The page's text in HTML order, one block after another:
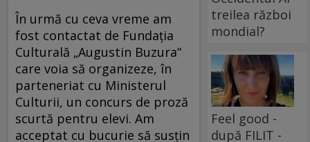
În urmă cu ceva vreme am
fost contactat de Fundația
Culturală „Augustin Buzura“
care voia să organizeze, în
parteneriat cu Ministerul
Culturii, un concurs de proză
scurtă pentru elevi. Am
acceptat cu bucurie să susțin
treilea război
mondial?
Feel good -
după FILIT -